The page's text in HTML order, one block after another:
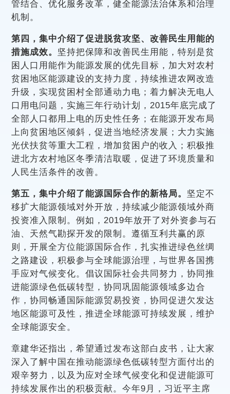
管结合、优化服务改革，健全能源法治体系和治理
机制。
第四，集中介绍了促进脱贫攻坚、改善民生用能的
措施成效。 坚持把保障和改善民生用能，特别是贫
困人口用能作为能源发展的优先目标，加大对农村
贫困地区能源建设的支持力度，持续推进农网改造
升级，实现贫困村全部通动力电；着力解决无电人
口用电问题，实施三年行动计划，2015年底完成了
全部人口都用上电的历史性任务；在能源开发布局
上向贫困地区倾斜，促进当地经济发展；大力实施
光伏扶贫等重大工程，增加贫困户的收入；积极推
进北方农村地区冬季清洁取暖，促进了环境质量和
人民生活条件的改善。
第五，集中介绍了能源国际合作的新格局。 坚定不
移扩大能源领域对外开放，持续减少能源领域外商
投资准入限制。例如，2019年放开了对外资参与石
油、天然气勘探开发的限制。遵循互利共赢的原
则，开展全方位能源国际合作，扎实推进绿色丝绸
之路建设，积极参与全球能源治理，与世界各国携
手应对气候变化。倡议国际社会共同努力，协同推
进能源绿色低碳转型，协同巩固能源领域多边合
作，协同畅通国际能源贸易投资，协同促进欠发达
地区能源可及性，推进全球能源可持续发展，维护
全球能源安全。
章建华还指出，希望通过发布这部白皮书，让大家
深入了解中国在推动能源绿色低碳转型方面付出的
艰辛努力，以及为应对全球气候变化和促进能源可
持续发展作出的积极贡献。今年9月，习近平主席